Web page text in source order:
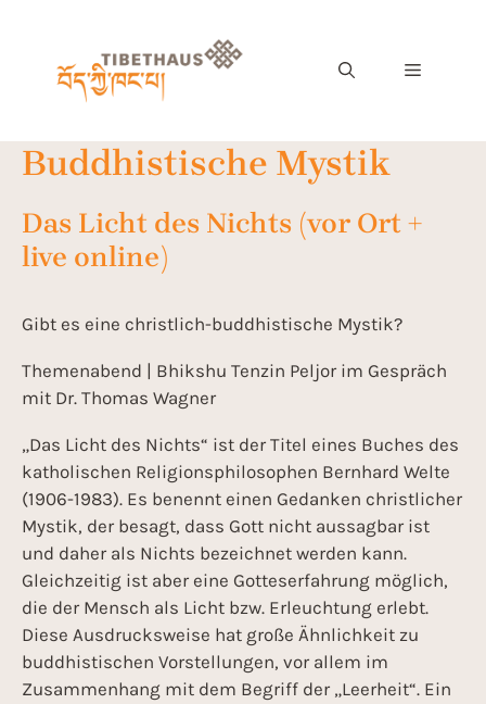
Buddhistische Mystik
Das Licht des Nichts (vor Ort +
live online)
Gibt es eine christlich-buddhistische Mystik?
Themenabend | Bhikshu Tenzin Peljor im Gespräch
mit Dr. Thomas Wagner
„Das Licht des Nichts“ ist der Titel eines Buches des
katholischen Religionsphilosophen Bernhard Welte
(1906-1983). Es benennt einen Gedanken christlicher
Mystik, der besagt, dass Gott nicht aussagbar ist
und daher als Nichts bezeichnet werden kann.
Gleichzeitig ist aber eine Gotteserfahrung möglich,
die der Mensch als Licht bzw. Erleuchtung erlebt.
Diese Ausdrucksweise hat große Ähnlichkeit zu
buddhistischen Vorstellungen, vor allem im
Zusammenhang mit dem Begriff der „Leerheit“. Ein